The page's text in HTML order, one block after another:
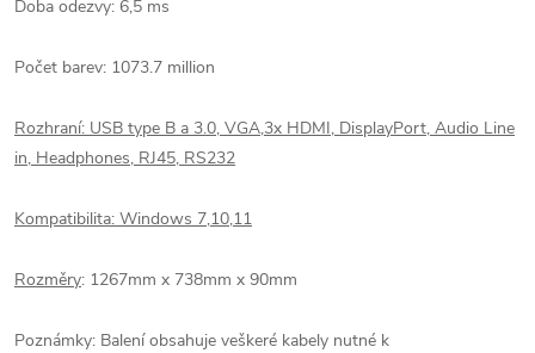
Doba odezvy: 6,5 ms
Počet barev: 1073.7 million
Rozhraní: USB type B a 3.0, VGA,3x HDMI, DisplayPort, Audio Line
in, Headphones, RJ45, RS232
Kompatibilita: Windows 7,10,11
Rozměry: 1267mm x 738mm x 90mm
Poznámky: Balení obsahuje veškeré kabely nutné k